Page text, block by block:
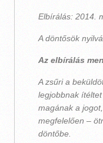
Elbírálás: 2014.
A döntősök
Az elbírálás
A zsűri a
legjobbnak
magának a
megfelelően –
döntőbe.